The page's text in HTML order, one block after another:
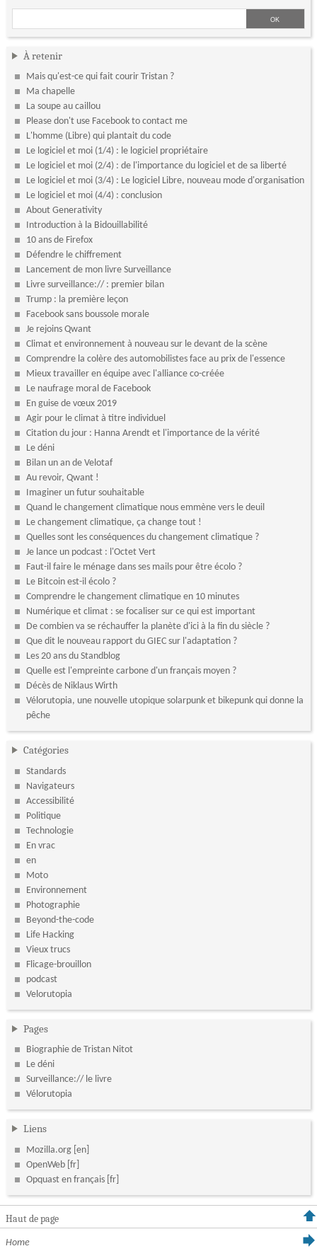
À retenir
Mais qu'est-ce qui fait courir Tristan ?
Ma chapelle
La soupe au caillou
Please don't use Facebook to contact me
L'homme (Libre) qui plantait du code
Le logiciel et moi (1/4) : le logiciel propriétaire
Le logiciel et moi (2/4) : de l'importance du logiciel et de sa liberté
Le logiciel et moi (3/4) : Le logiciel Libre, nouveau mode d'organisation
Le logiciel et moi (4/4) : conclusion
About Generativity
Introduction à la Bidouillabilité
10 ans de Firefox
Défendre le chiffrement
Lancement de mon livre Surveillance
Livre surveillance:// : premier bilan
Trump : la première leçon
Facebook sans boussole morale
Je rejoins Qwant
Climat et environnement à nouveau sur le devant de la scène
Comprendre la colère des automobilistes face au prix de l'essence
Mieux travailler en équipe avec l'alliance co-créée
Le naufrage moral de Facebook
En guise de vœux 2019
Agir pour le climat à titre individuel
Citation du jour : Hanna Arendt et l'importance de la vérité
Le déni
Bilan un an de Velotaf
Au revoir, Qwant !
Imaginer un futur souhaitable
Quand le changement climatique nous emmène vers le deuil
Le changement climatique, ça change tout !
Quelles sont les conséquences du changement climatique ?
Je lance un podcast : l'Octet Vert
Faut-il faire le ménage dans ses mails pour être écolo ?
Le Bitcoin est-il écolo ?
Comprendre le changement climatique en 10 minutes
Numérique et climat : se focaliser sur ce qui est important
De combien va se réchauffer la planète d'ici à la fin du siècle ?
Que dit le nouveau rapport du GIEC sur l'adaptation ?
Les 20 ans du Standblog
Quelle est l'empreinte carbone d'un français moyen ?
Décès de Niklaus Wirth
Vélorutopia, une nouvelle utopique solarpunk et bikepunk qui donne la
pêche
Catégories
Standards
Navigateurs
Accessibilité
Politique
Technologie
En vrac
en
Moto
Environnement
Photographie
Beyond-the-code
Life Hacking
Vieux trucs
Flicage-brouillon
podcast
Velorutopia
Pages
Biographie de Tristan Nitot
Le déni
Surveillance:// le livre
Vélorutopia
Liens
Mozilla.org
OpenWeb
Opquast en français
Haut de page
Home